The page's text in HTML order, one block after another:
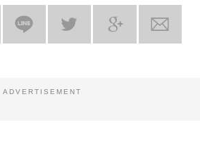
ADVERTISEMENT